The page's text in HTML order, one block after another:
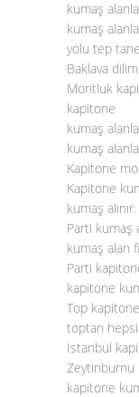
kumaş
kumaş
yolu tep
Baklava
Montluk
kapitone
kumaş
kumaş
Kapitone
Kapitone
kumaş alınır.
Parti kumaş
kumaş alan
Parti
kapitone
Top
toptan
İstanbul
Zeytinburnu
kapitone